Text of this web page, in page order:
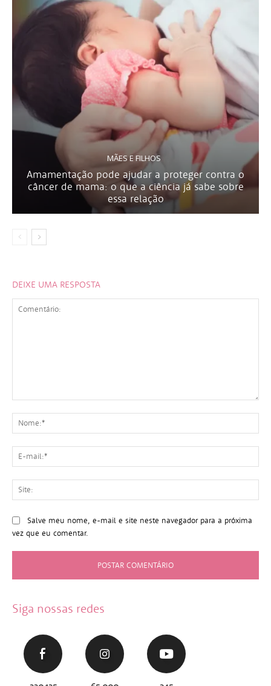
MÃES E FILHOS
Amamentação pode ajudar a proteger contra o
câncer de mama: o que a ciência já sabe sobre
essa relação
DEIXE UMA RESPOSTA
Salve meu nome, e-mail e site neste navegador para a próxima
vez que eu comentar.
Siga nossas redes